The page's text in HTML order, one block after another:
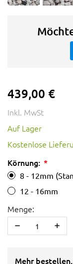
439,00 €
Inkl. MwSt
Auf Lager
Kostenlose
Körnung:
8 - 12mm
12 - 16mm
Menge:
Mehr